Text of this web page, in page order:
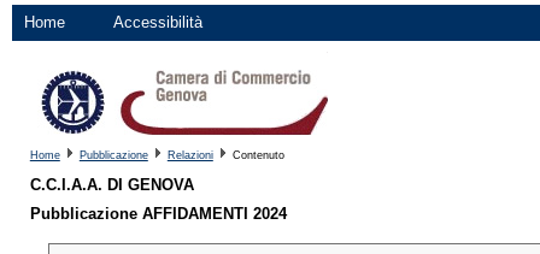
Home Accessibilità
Home Pubblicazione Relazioni Contenuto
C.C.I.A.A. DI GENOVA
Pubblicazione AFFIDAMENTI 2024